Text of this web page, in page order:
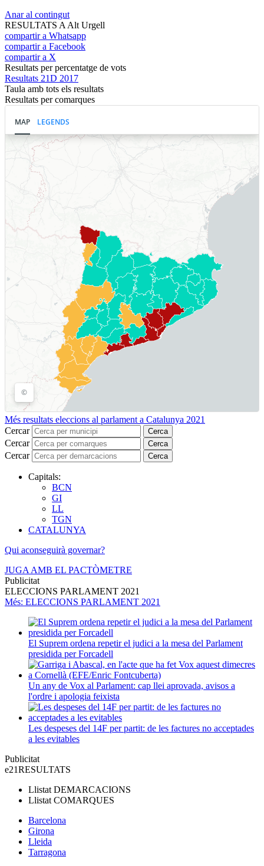
Anar al contingut
RESULTATS A Alt Urgell
compartir a Whatsapp
compartir a Facebook
compartir a X
Resultats per percentatge de vots
Resultats 21D 2017
Taula amb tots els resultats
Resultats per comarques
Més resultats eleccions al parlament a Catalunya 2021
Cercar
Cerca
Cercar Cerca
Cercar Cerca
Capitals:
BCN
GI
LL
TGN
CATALUNYA
Qui aconseguirà governar?
JUGA AMB EL PACTÒMETRE
Publicitat
ELECCIONS PARLAMENT 2021
Més: ELECCIONS PARLAMENT 2021
El Suprem ordena repetir el judici a la mesa del Parlament
presidida per Forcadell
Un any de Vox al Parlament: cap llei aprovada, avisos a
l'ordre i apologia feixista
Les despeses del 14F per partit: de les factures no acceptades
a les evitables
Publicitat
e21RESULTATS
Llistat DEMARCACIONS
Llistat COMARQUES
Barcelona
Girona
Lleida
Tarragona